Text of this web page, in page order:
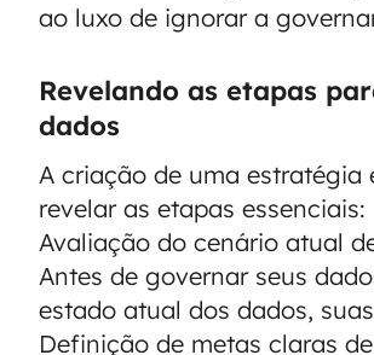
ao luxo de ignorar a
Revelando as etapas
dados
A criação de uma estratégia
revelar as etapas essenciais:
Avaliação do cenário atual
Antes de governar seus
estado atual dos dados,
Definição de metas claras